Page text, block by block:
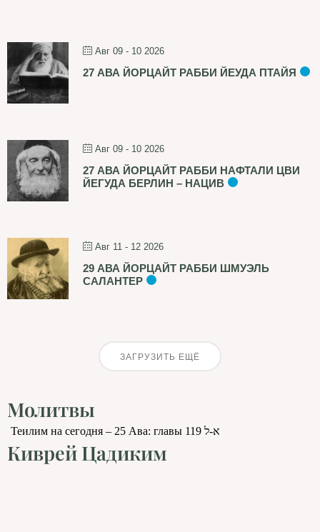
Авг 09 - 10 2026
27 АВА ЙОРЦАЙТ РАББИ ЙЕУДА ПТАЙЯ
Авг 09 - 10 2026
27 АВА ЙОРЦАЙТ РАББИ НАФТАЛИ ЦВИ
ЙЕГУДА БЕРЛИН – НАЦИВ
Авг 11 - 12 2026
29 АВА ЙОРЦАЙТ РАББИ ШМУЭЛЬ
САЛАНТЕР
ЗАГРУЗИТЬ ЕЩЁ
Молитвы
Теилим на сегодня – 25 Ава: главы 119 א-ל
Киврей Цадиким